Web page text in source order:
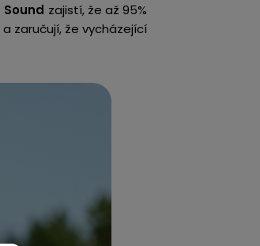
Sound zajistí, že až 95%
zaručují, že vycházející